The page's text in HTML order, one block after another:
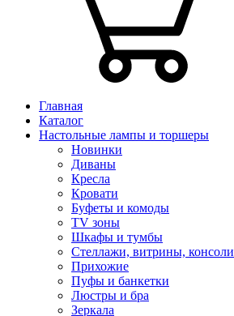
Главная
Каталог
Настольные лампы и торшеры
Новинки
Диваны
Кресла
Кровати
Буфеты и комоды
TV зоны
Шкафы и тумбы
Стеллажи, витрины, консоли
Прихожие
Пуфы и банкетки
Люстры и бра
Зеркала